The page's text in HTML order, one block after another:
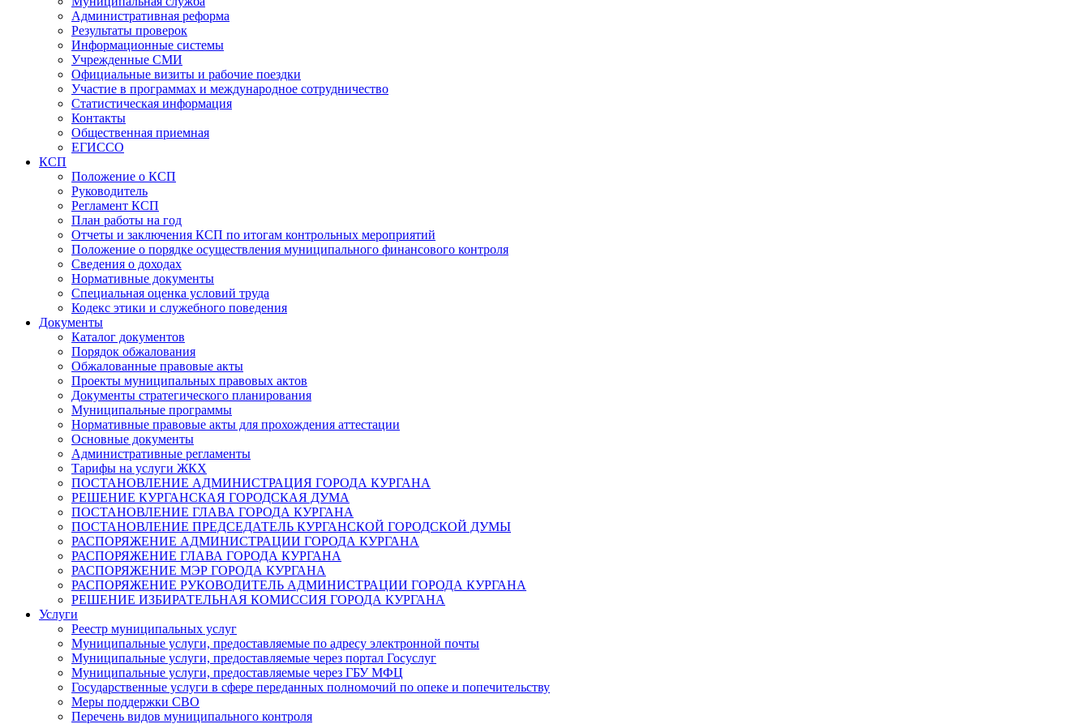
Административная реформа
Результаты проверок
Информационные системы
Учрежденные СМИ
Официальные визиты и рабочие поездки
Участие в программах и международное сотрудничество
Статистическая информация
Контакты
Общественная приемная
ЕГИССО
КСП
Положение о КСП
Руководитель
Регламент КСП
План работы на год
Отчеты и заключения КСП по итогам контрольных мероприятий
Положение о порядке осуществления муниципального финансового контроля
Сведения о доходах
Нормативные документы
Специальная оценка условий труда
Кодекс этики и служебного поведения
Документы
Каталог документов
Порядок обжалования
Обжалованные правовые акты
Проекты муниципальных правовых актов
Документы стратегического планирования
Муниципальные программы
Нормативные правовые акты для прохождения аттестации
Основные документы
Административные регламенты
Тарифы на услуги ЖКХ
ПОСТАНОВЛЕНИЕ АДМИНИСТРАЦИЯ ГОРОДА КУРГАНА
РЕШЕНИЕ КУРГАНСКАЯ ГОРОДСКАЯ ДУМА
ПОСТАНОВЛЕНИЕ ГЛАВА ГОРОДА КУРГАНА
ПОСТАНОВЛЕНИЕ ПРЕДСЕДАТЕЛЬ КУРГАНСКОЙ ГОРОДСКОЙ ДУМЫ
РАСПОРЯЖЕНИЕ АДМИНИСТРАЦИИ ГОРОДА КУРГАНА
РАСПОРЯЖЕНИЕ ГЛАВА ГОРОДА КУРГАНА
РАСПОРЯЖЕНИЕ МЭР ГОРОДА КУРГАНА
РАСПОРЯЖЕНИЕ РУКОВОДИТЕЛЬ АДМИНИСТРАЦИИ ГОРОДА КУРГАНА
РЕШЕНИЕ ИЗБИРАТЕЛЬНАЯ КОМИССИЯ ГОРОДА КУРГАНА
Услуги
Реестр муниципальных услуг
Муниципальные услуги, предоставляемые по адресу электронной почты
Муниципальные услуги, предоставляемые через портал Госуслуг
Муниципальные услуги, предоставляемые через ГБУ МФЦ
Государственные услуги в сфере переданных полномочий по опеке и попечительству
Меры поддержки СВО
Перечень видов муниципального контроля